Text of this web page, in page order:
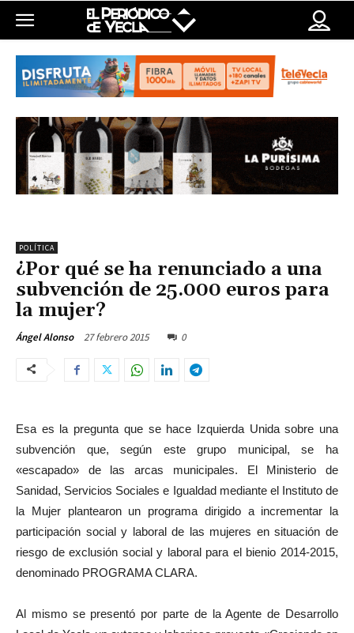
POLÍTICA
¿Por qué se ha renunciado a una
subvención de 25.000 euros para
la mujer?
Ángel Alonso 27 febrero 2015 0
Esa es la pregunta que se hace Izquierda Unida sobre una
subvención que, según este grupo municipal, se ha
«escapado» de las arcas municipales. El Ministerio de
Sanidad, Servicios Sociales e Igualdad mediante el Instituto de
la Mujer plantearon un programa dirigido a incrementar la
participación social y laboral de las mujeres en situación de
riesgo de exclusión social y laboral para el bienio 2014-2015,
denominado PROGRAMA CLARA.
Al mismo se presentó por parte de la Agente de Desarrollo